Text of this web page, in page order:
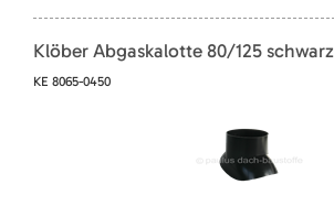
Klöber Abgaskalotte 80/125 schwarz
KE 8065-0450